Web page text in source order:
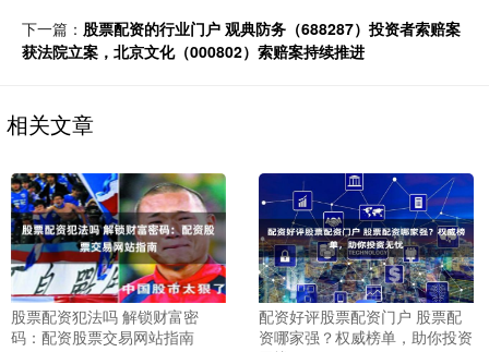
下一篇： 股票配资的行业门户 观典防务（688287）投资者索赔案
获法院立案，北京文化（000802）索赔案持续推进
相关文章
股票配资犯法吗 解锁财富密
码：配资股票交易网站指南
配资好评股票配资门户 股票配
资哪家强？权威榜单，助你投资